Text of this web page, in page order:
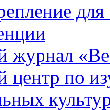
для
журнал
центр по